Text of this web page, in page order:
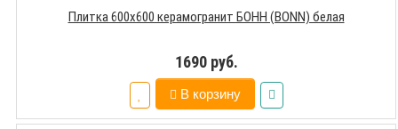
Плитка 600х600 керамогранит БОНН (BONN) белая
1690 руб.
В корзину